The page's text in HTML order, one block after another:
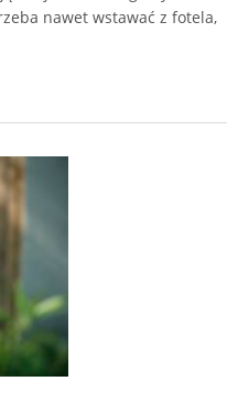
nawet wstawać z fotela,